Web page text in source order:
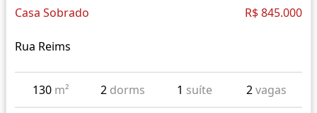
Casa Sobrado R$ 845.000
Rua Reims
130 m² 2 dorms 1 suíte 2vagas